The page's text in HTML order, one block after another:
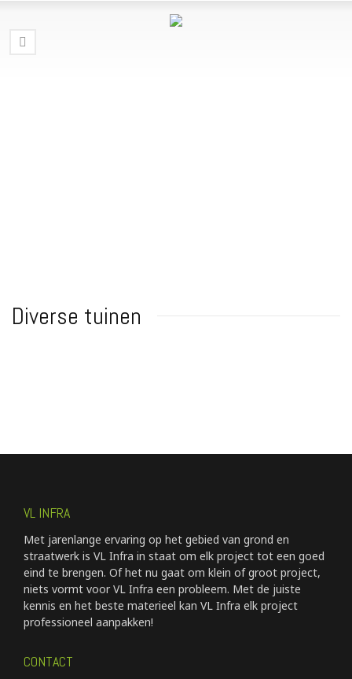
Diverse tuinen
VL INFRA
Met jarenlange ervaring op het gebied van grond en
straatwerk is VL Infra in staat om elk project tot een goed
eind te brengen. Of het nu gaat om klein of groot project,
niets vormt voor VL Infra een probleem. Met de juiste
kennis en het beste materieel kan VL Infra elk project
professioneel aanpakken!
CONTACT